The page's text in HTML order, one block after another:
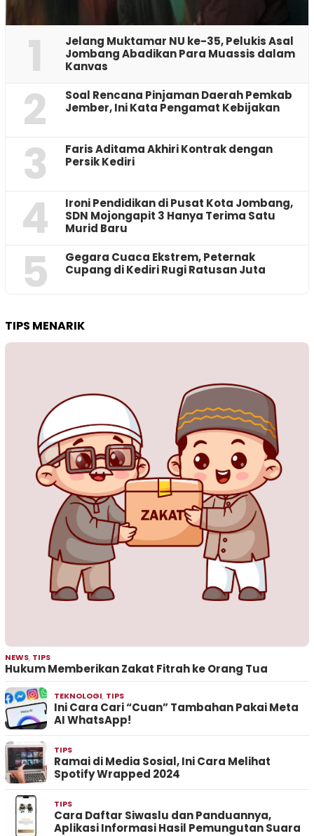
1
Jelang Muktamar NU ke-35, Pelukis Asal
Jombang Abadikan Para Muassis dalam
Kanvas
2
‎Soal Rencana Pinjaman Daerah Pemkab
Jember, Ini Kata Pengamat Kebijakan ‎
3
Faris Aditama Akhiri Kontrak dengan
Persik Kediri
4
Ironi Pendidikan di Pusat Kota Jombang,
SDN Mojongapit 3 Hanya Terima Satu
Murid Baru
5
‎Gegara Cuaca Ekstrem, Peternak
Cupang di Kediri Rugi Ratusan Juta
TIPS MENARIK
NEWS, TIPS
Hukum Memberikan Zakat Fitrah ke Orang Tua
TEKNOLOGI, TIPS
Ini Cara Cari “Cuan” Tambahan Pakai Meta
AI WhatsApp!
TIPS
Ramai di Media Sosial, Ini Cara Melihat
Spotify Wrapped 2024
TIPS
Cara Daftar Siwaslu dan Panduannya,
Aplikasi Informasi Hasil Pemungutan Suara